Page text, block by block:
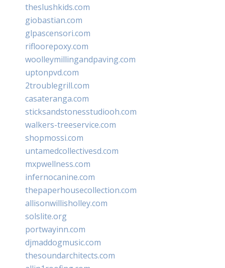
theslushkids.com
giobastian.com
glpascensori.com
rifloorepoxy.com
woolleymillingandpaving.com
uptonpvd.com
2troublegrill.com
casateranga.com
sticksandstonesstudiooh.com
walkers-treeservice.com
shopmossi.com
untamedcollectivesd.com
mxpwellness.com
infernocanine.com
thepaperhousecollection.com
allisonwillisholley.com
solslite.org
portwayinn.com
djmaddogmusic.com
thesoundarchitects.com